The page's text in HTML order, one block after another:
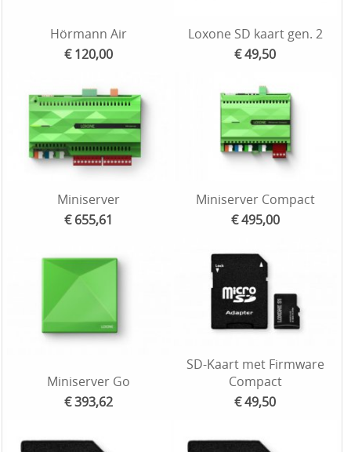
Hörmann Air
€ 120,00
Loxone SD kaart gen. 2
€ 49,50
Miniserver
€ 655,61
Miniserver Compact
€ 495,00
Miniserver Go
€ 393,62
SD-Kaart met Firmware
Compact
€ 49,50